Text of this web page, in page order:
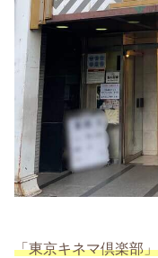
「東京キネマ倶楽部